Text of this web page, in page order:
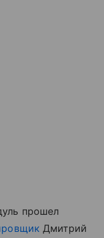
прошел
Дмитрий